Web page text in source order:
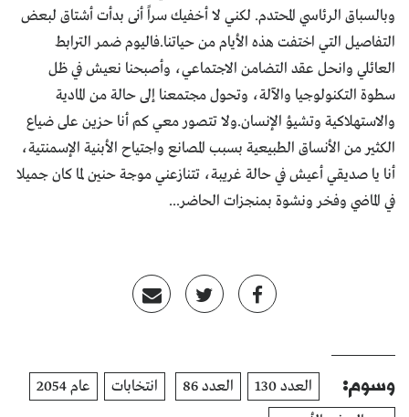
وبالسباق الرئاسي المحتدم. لكني لا أخفيك سراً أنى بدأت أشتاق لبعض
التفاصيل التي اختفت هذه الأيام من حياتنا.فاليوم ضمر الترابط
العائلي وانحل عقد التضامن الاجتماعي، وأصبحنا نعيش في ظل
سطوة التكنولوجيا والآلة، وتحول مجتمعنا إلى حالة من المادية
والاستهلاكية وتشيؤ الإنسان.ولا تتصور معي كم أنا حزين على ضياع
الكثير من الأنساق الطبيعية بسبب المصانع واجتياح الأبنية الإسمنتية،
أنا يا صديقي أعيش في حالة غريبة، تتنازعني موجة حنين لما كان جميلا
في الماضي وفخر ونشوة بمنجزات الحاضر...
وسوم: العدد 130 العدد 86 انتخابات
عام 2054